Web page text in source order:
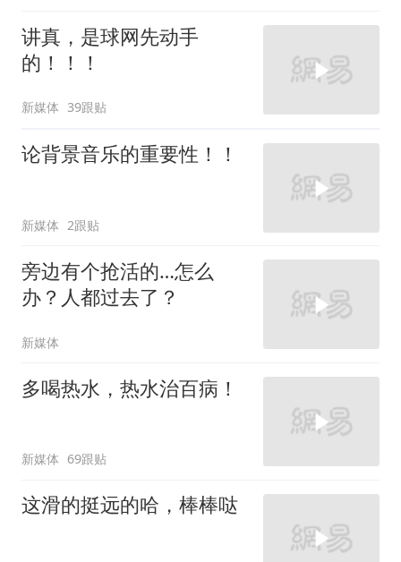
讲真，是球网先动手
的！！！
新媒体 39跟贴
论背景音乐的重要性！！
新媒体 2跟贴
旁边有个抢活的…怎么
办？人都过去了？
新媒体
多喝热水，热水治百病！
新媒体 69跟贴
这滑的挺远的哈，棒棒哒